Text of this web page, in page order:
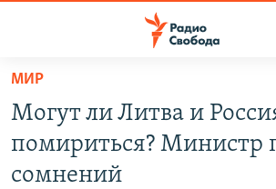
упрощенного
доступа
основному
ПОДКАСТЫ
АВТОРСКИЕ ПРОЕКТЫ
МИР
Могут ли Литва и
помириться? Министр
сомнений